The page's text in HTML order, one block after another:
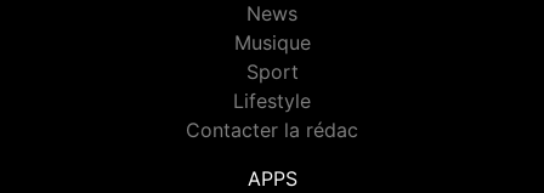
News
Musique
Sport
Lifestyle
Contacter la rédac
APPS